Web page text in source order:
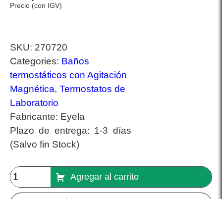
Precio (con IGV)
SKU: 270720
Categories: Baños
termostáticos con Agitación
Magnética, Termostatos de
Laboratorio
Fabricante: Eyela
Plazo de entrega: 1-3 días
(Salvo fin Stock)
Agregar al carrito